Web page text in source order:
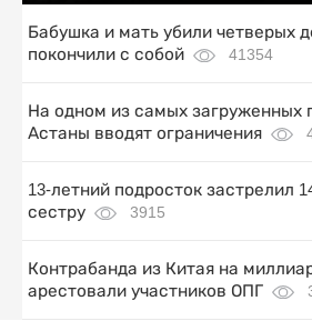
Бабушка и мать убили четверых
покончили с собой
41354
На одном из самых загруженных
Астаны вводят ограничения
13-летний подросток застрелил
сестру
3915
Контрабанда из Китая на
арестовали участников ОПГ